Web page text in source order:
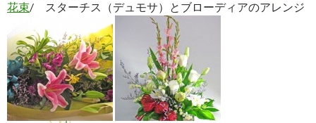
花束/ スターチス（デュモサ）とブローディアのアレンジ